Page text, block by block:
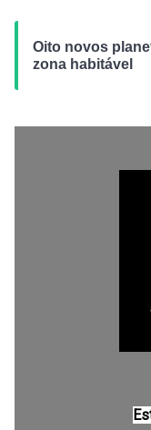
Oito novos
zona habitável